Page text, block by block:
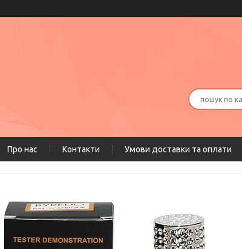
Про нас Контакти Умови доставки та оплати